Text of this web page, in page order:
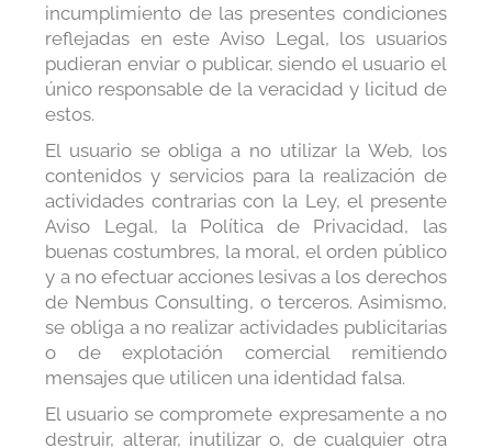
incumplimiento de las presentes condiciones
reflejadas en este Aviso Legal, los usuarios
pudieran enviar o publicar, siendo el usuario el
único responsable de la veracidad y licitud de
estos.
El usuario se obliga a no utilizar la Web, los
contenidos y servicios para la realización de
actividades contrarias con la Ley, el presente
Aviso Legal, la Política de Privacidad, las
buenas costumbres, la moral, el orden público
y a no efectuar acciones lesivas a los derechos
de Nembus Consulting, o terceros. Asimismo,
se obliga a no realizar actividades publicitarias
o de explotación comercial remitiendo
mensajes que utilicen una identidad falsa.
El usuario se compromete expresamente a no
destruir, alterar, inutilizar o, de cualquier otra